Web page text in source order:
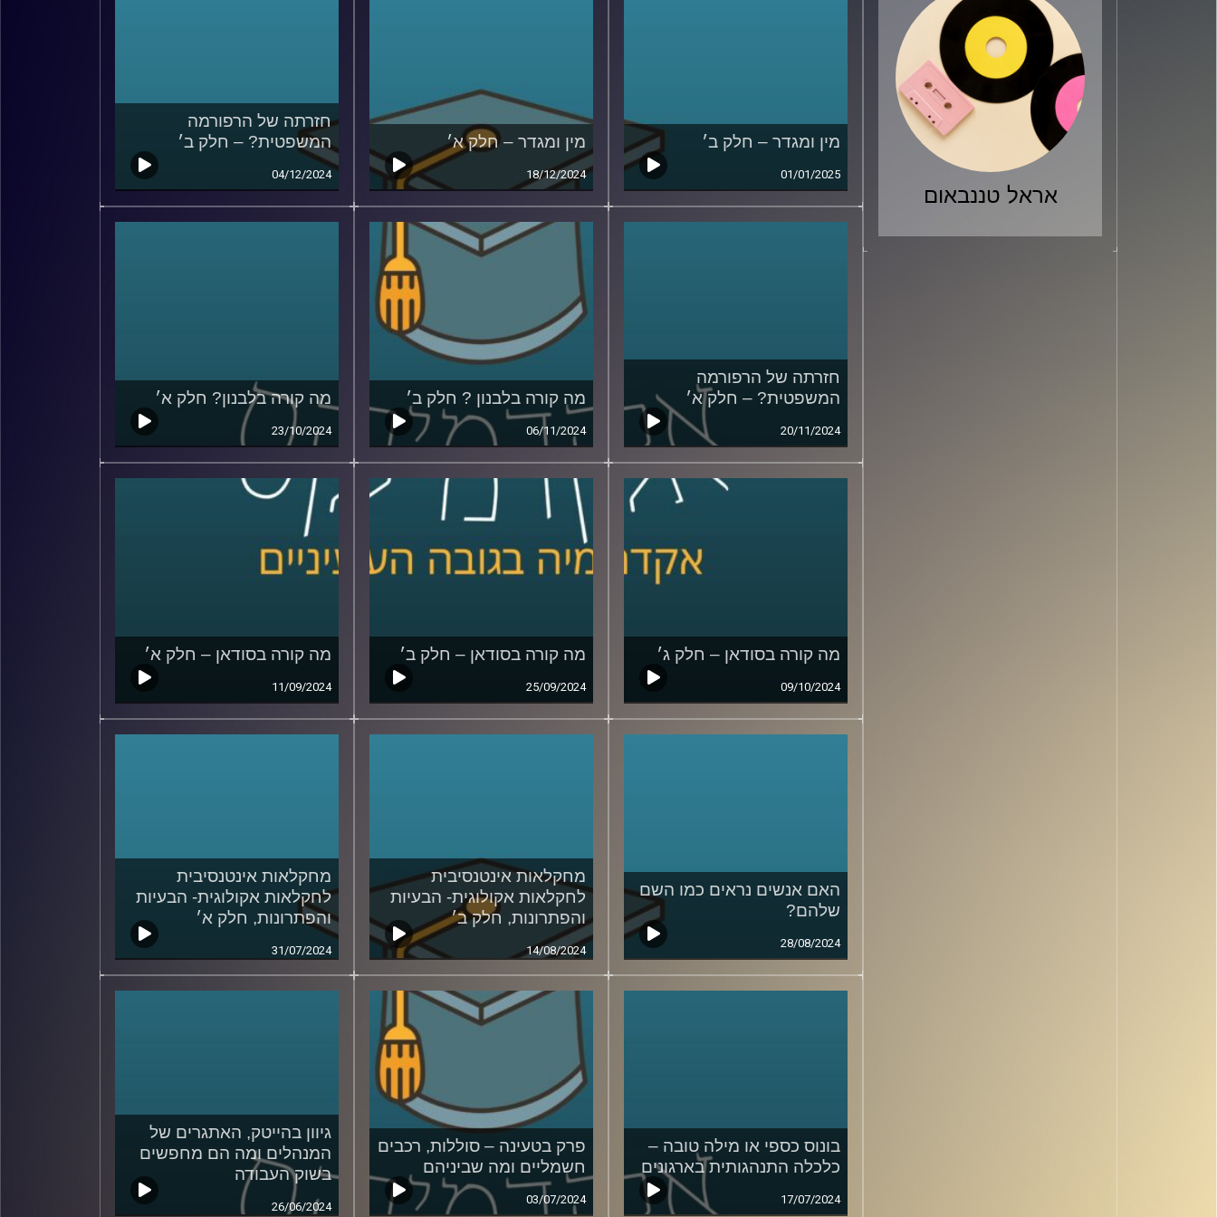
אראל טננבאום
מין ומגדר – חלק ב׳
01/01/2025
מין ומגדר – חלק א׳
18/12/2024
חזרתה של הרפורמה
המשפטית? – חלק ב׳
04/12/2024
חזרתה של הרפורמה
המשפטית? – חלק א׳
20/11/2024
מה קורה בלבנון ? חלק ב׳
06/11/2024
מה קורה בלבנון? חלק א׳
23/10/2024
מה קורה בסודאן – חלק ג׳
09/10/2024
מה קורה בסודאן – חלק ב׳
25/09/2024
מה קורה בסודאן – חלק א׳
11/09/2024
האם אנשים נראים כמו השם
שלהם?
28/08/2024
מחקלאות אינטנסיבית
לחקלאות אקולוגית- הבעיות
והפתרונות, חלק ב׳
14/08/2024
מחקלאות אינטנסיבית
לחקלאות אקולוגית- הבעיות
והפתרונות, חלק א׳
31/07/2024
בונוס כספי או מילה טובה –
כלכלה התנהגותית בארגונים
17/07/2024
פרק בטעינה – סוללות, רכבים
חשמליים ומה שביניהם
03/07/2024
גיוון בהייטק, האתגרים של
המנהלים ומה הם מחפשים
בשוק העבודה
26/06/2024